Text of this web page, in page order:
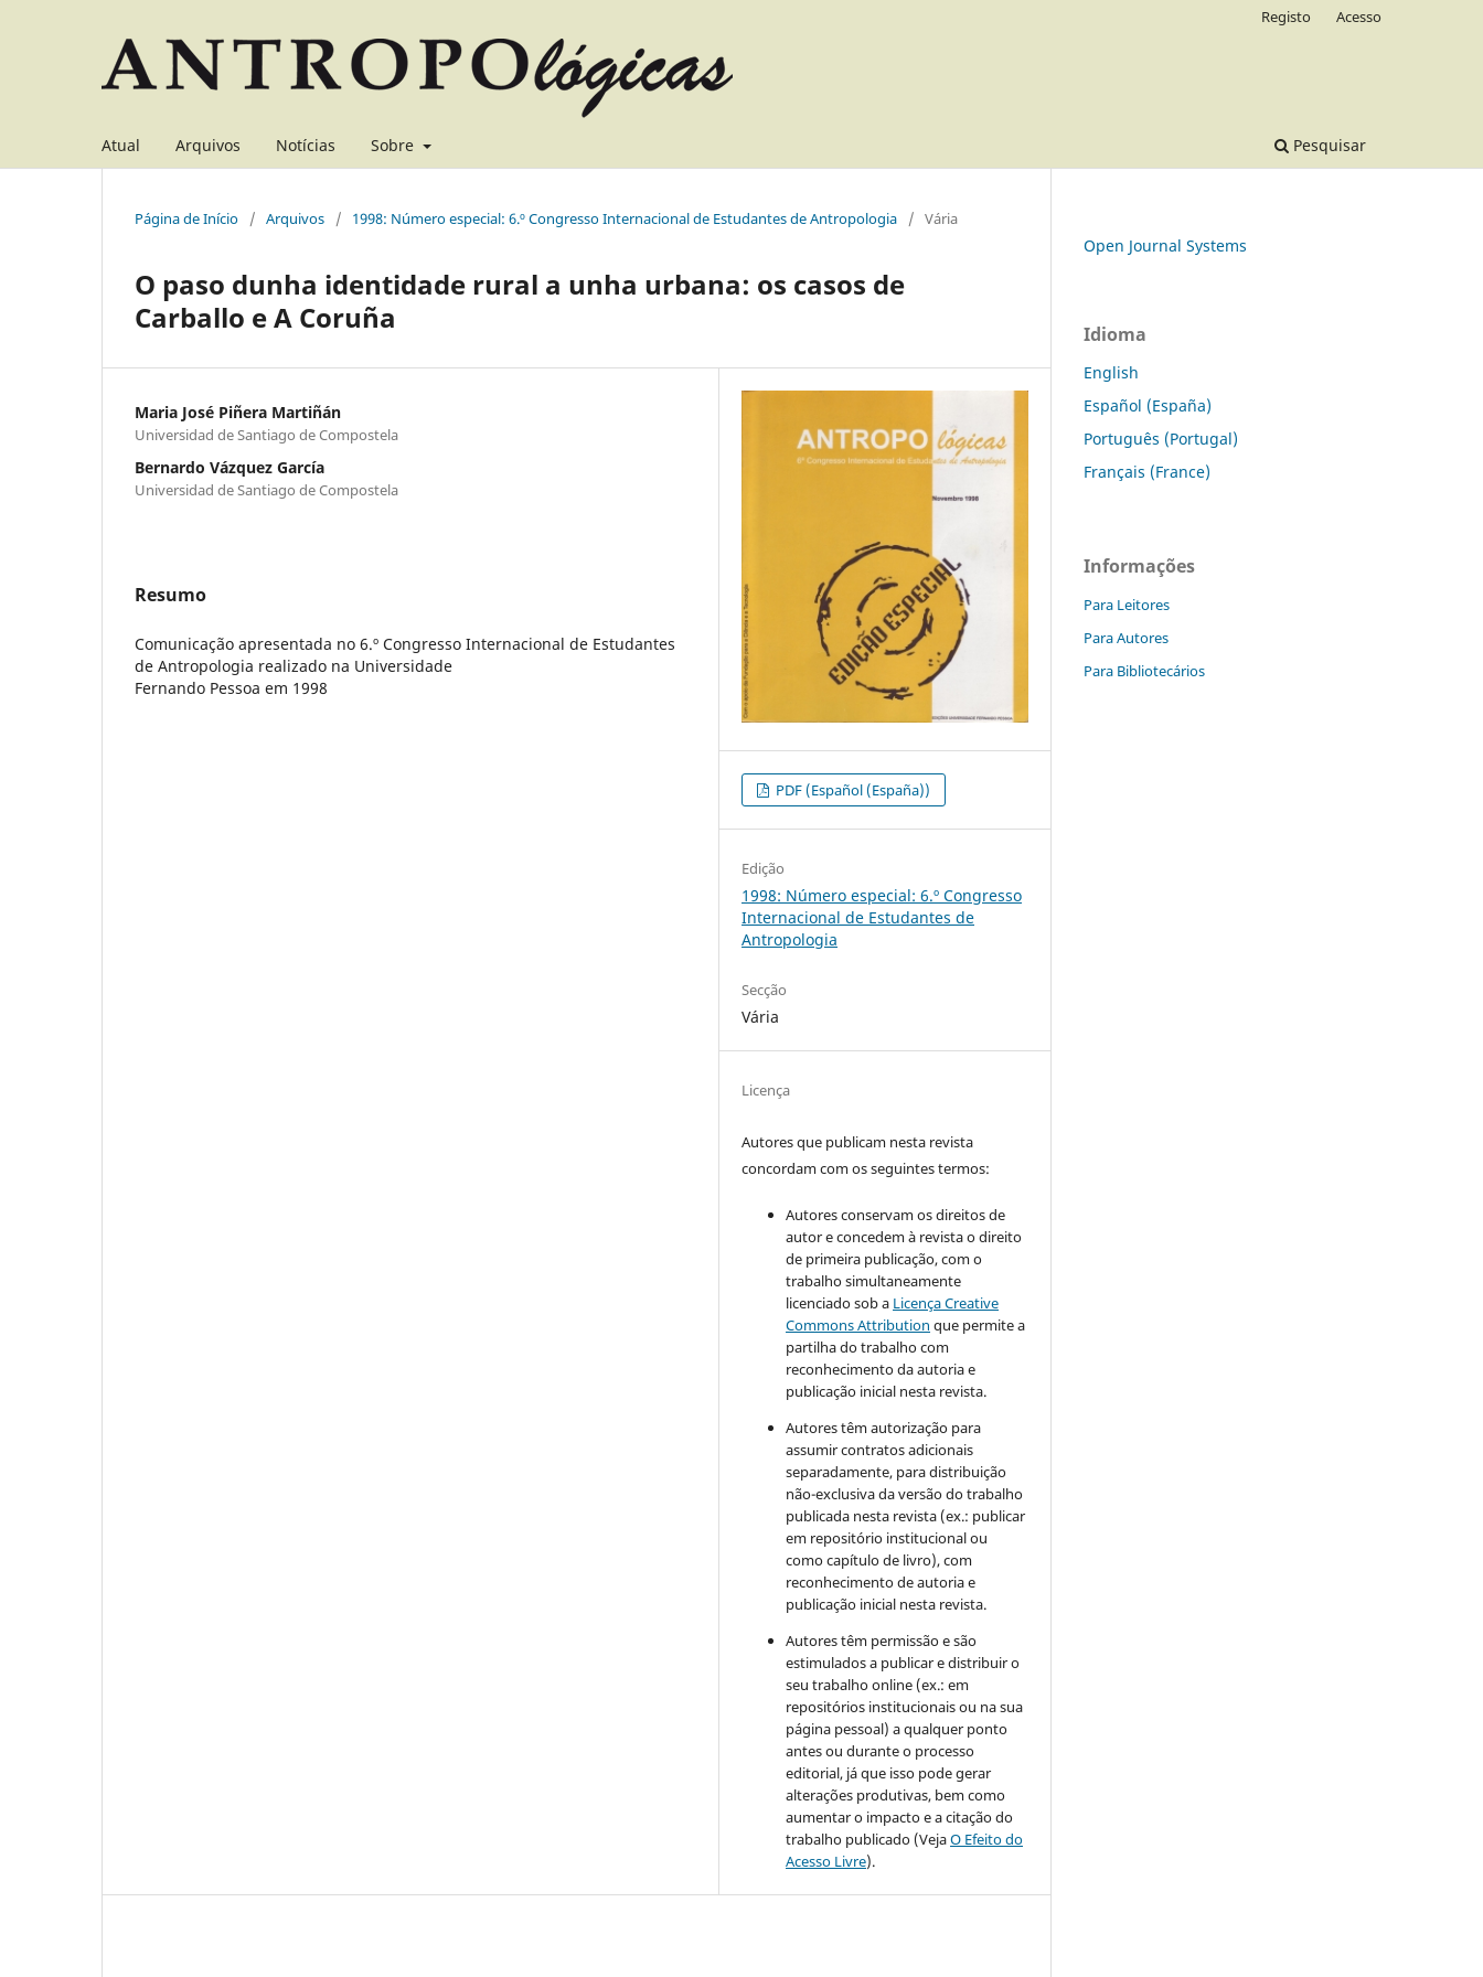
Atual Arquivos Notícias Sobre Pesquisar
Registo Acesso
Página de Início / Arquivos / 1998: Número especial: 6.º Congresso Internacional de Estudantes de Antropologia / Vária
O paso dunha identidade rural a unha urbana: os casos de
Carballo e A Coruña
Maria José Piñera Martiñán
Universidad de Santiago de Compostela
Bernardo Vázquez García
Universidad de Santiago de Compostela
Resumo
Comunicação apresentada no 6.º Congresso Internacional de Estudantes
de Antropologia realizado na Universidade
Fernando Pessoa em 1998
PDF (Español (España))
Edição
1998: Número especial: 6.º Congresso
Internacional de Estudantes de
Antropologia
Secção
Vária
Licença
Autores que publicam nesta revista
concordam com os seguintes termos:
Autores conservam os direitos de
autor e concedem à revista o direito
de primeira publicação, com o
trabalho simultaneamente
licenciado sob a Licença Creative
Commons Attribution que permite a
partilha do trabalho com
reconhecimento da autoria e
publicação inicial nesta revista.
Autores têm autorização para
assumir contratos adicionais
separadamente, para distribuição
não-exclusiva da versão do trabalho
publicada nesta revista (ex.: publicar
em repositório institucional ou
como capítulo de livro), com
reconhecimento de autoria e
publicação inicial nesta revista.
Autores têm permissão e são
estimulados a publicar e distribuir o
seu trabalho online (ex.: em
repositórios institucionais ou na sua
página pessoal) a qualquer ponto
antes ou durante o processo
editorial, já que isso pode gerar
alterações produtivas, bem como
aumentar o impacto e a citação do
trabalho publicado (VejaO Efeito do
Acesso Livre).
Open Journal Systems
Idioma
English
Español (España)
Português (Portugal)
Français (France)
Informações
Para Leitores
Para Autores
Para Bibliotecários